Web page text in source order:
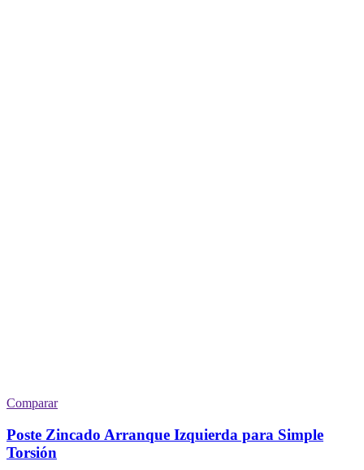
Comparar
Poste Zincado Arranque Izquierda para Simple
Torsión